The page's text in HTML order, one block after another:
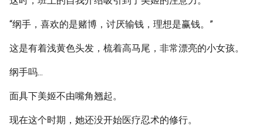
“纲手，喜欢的是赌博，讨厌输钱，理想是赢钱。”
这是有着浅黄色头发，梳着高马尾，非常漂亮的小女孩。
纲手吗...
面具下美姬不由嘴角翘起。
现在这个时期，她还没开始医疗忍术的修行。